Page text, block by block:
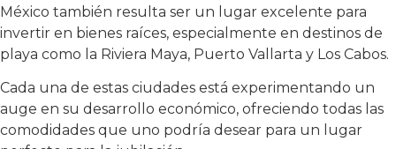
México también resulta ser un lugar excelente para
invertir en bienes raíces, especialmente en destinos de
playa como la Riviera Maya, Puerto Vallarta y Los Cabos.
Cada una de estas ciudades está experimentando un
auge en su desarrollo económico, ofreciendo todas las
comodidades que uno podría desear para un lugar